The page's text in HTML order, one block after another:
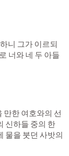
니 그가 이르되
너와 네 두 아들
만한 여호와의 선
신하들 중의 한
물을 붓던 사밧의